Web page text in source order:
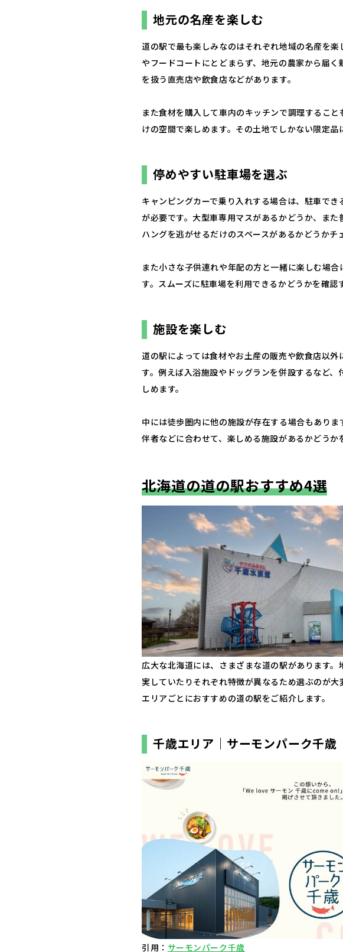
地元の名産を楽しむ
道の駅で最も楽しみなのはそれぞれ地域の名産を
やフードコートにとどまらず、地元の農家から届
を扱う直売店や飲食店などがあります。
また食材を購入して車内のキッチンで調理するこ
けの空間で楽しめます。その土地でしかない限定品
停めやすい駐車場を選ぶ
キャンピングカーで乗り入れする場合は、駐車で
が必要です。大型車専用マスがあるかどうか、ま
ハングを逃がせるだけのスペースがあるかどうかチ
また小さな子供連れや年配の方と一緒に楽しむ場
す。スムーズに駐車場を利用できるかどうかを確認
施設を楽しむ
道の駅によっては食材やお土産の販売や飲食店以
す。例えば入浴施設やドッグランを併設するなど
しめます。
中には徒歩圏内に他の施設が存在する場合もあり
伴者などに合わせて、楽しめる施設があるかどうか
北海道の道の駅おすすめ4選
広大な北海道には、さまざまな道の駅があります
実していたりそれぞれ特徴が異なるため選ぶのが大
エリアごとにおすすめの道の駅をご紹介します。
千歳エリア｜サーモンパーク千歳
引用： サーモンパーク千歳